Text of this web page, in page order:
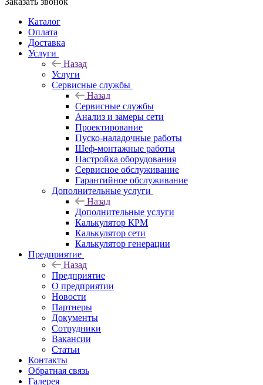
Каталог
Оплата
Доставка
Услуги
Назад
Услуги
Сервисные службы
Назад
Сервисные службы
Анализ и замеры сети
Проектирование
Пуско-наладочные работы
Шеф-монтажные работы
Настройка оборудования
Сервисное обслуживание
Гарантийное обслуживание
Дополнительные услуги
Назад
Дополнительные услуги
Калькулятор КРМ
Калькулятор сети
Калькулятор генерации
Предприятие
Назад
Предприятие
О предприятии
Новости
Партнеры
Документы
Сотрудники
Вакансии
Статьи
Контакты
Обратная связь
Галерея